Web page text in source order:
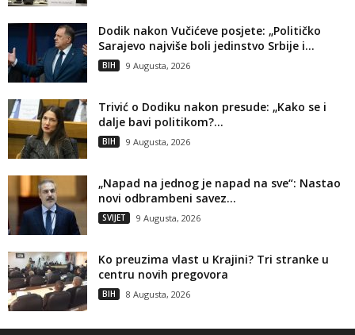
Dodik nakon Vučićeve posjete: „Političko
Sarajevo najviše boli jedinstvo Srbije i...
BIH 9 Augusta, 2026
Trivić o Dodiku nakon presude: „Kako se i
dalje bavi politikom?...
BIH 9 Augusta, 2026
„Napad na jednog je napad na sve“: Nastao
novi odbrambeni savez...
SVIJET 9 Augusta, 2026
Ko preuzima vlast u Krajini? Tri stranke u
centru novih pregovora
BIH 8 Augusta, 2026